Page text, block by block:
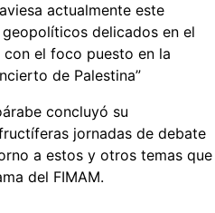
actualmente este
delicados en el
el foco puesto en la
de Palestina”
concluyó su
jornadas de debate
a estos y otros temas que
del FIMAM.